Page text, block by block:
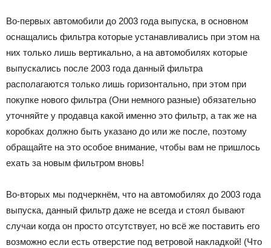
Во-первых автомобили до 2003 года выпуска, в основном
оснащались фильтра которые устанавливались при этом на
них только лишь вертикально, а на автомобилях которые
выпускались после 2003 года данный фильтра
располагаются только лишь горизонтально, при этом при
покупке нового фильтра (Они немного разные) обязательно
уточняйте у продавца какой именно это фильтр, а так же на
коробках должно быть указано до или же после, поэтому
обращайте на это особое внимание, чтобы вам не пришлось
ехать за новым фильтром вновь!
Во-вторых мы подчеркнём, что на автомобилях до 2003 года
выпуска, данный фильтр даже не всегда и стоял бывают
случаи когда он просто отсутствует, но всё же поставить его
возможно если есть отверстие под ветровой накладкой! (Что